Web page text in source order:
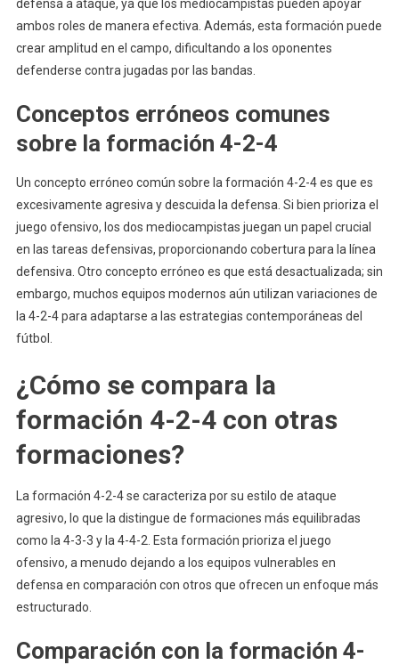
defensa a ataque, ya que los mediocampistas pueden apoyar
ambos roles de manera efectiva. Además, esta formación puede
crear amplitud en el campo, dificultando a los oponentes
defenderse contra jugadas por las bandas.
Conceptos erróneos comunes
sobre la formación 4-2-4
Un concepto erróneo común sobre la formación 4-2-4 es que es
excesivamente agresiva y descuida la defensa. Si bien prioriza el
juego ofensivo, los dos mediocampistas juegan un papel crucial
en las tareas defensivas, proporcionando cobertura para la línea
defensiva. Otro concepto erróneo es que está desactualizada; sin
embargo, muchos equipos modernos aún utilizan variaciones de
la 4-2-4 para adaptarse a las estrategias contemporáneas del
fútbol.
¿Cómo se compara la
formación 4-2-4 con otras
formaciones?
La formación 4-2-4 se caracteriza por su estilo de ataque
agresivo, lo que la distingue de formaciones más equilibradas
como la 4-3-3 y la 4-4-2. Esta formación prioriza el juego
ofensivo, a menudo dejando a los equipos vulnerables en
defensa en comparación con otros que ofrecen un enfoque más
estructurado.
Comparación con la formación 4-